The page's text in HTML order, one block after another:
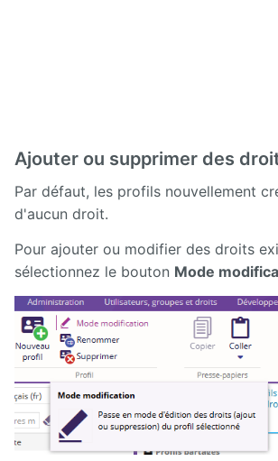
Ajouter ou supprimer des
Par défaut, les profils nouvellement
d'aucun droit.
Pour ajouter ou modifier des droits
sélectionnez le bouton Mode